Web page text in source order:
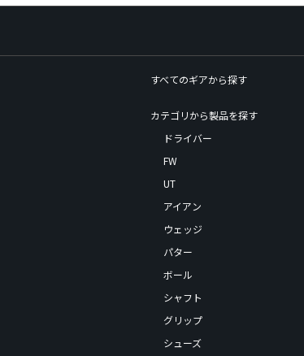
すべてのギアから探す
カテゴリから製品を探す
ドライバー
FW
UT
アイアン
ウェッジ
パター
ボール
シャフト
グリップ
シューズ